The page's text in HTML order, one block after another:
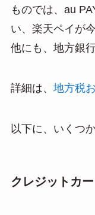
ものでは、au
い、楽天ペイが
他にも、地方銀
詳細は、 地方税
以下に、いくつ
クレジットカ